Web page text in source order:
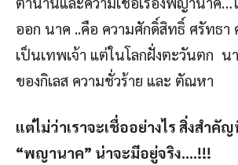
ออก นาค ..คือ ความศักดิ์สิทธิ์ ศรัทธ
เป็นเทพเจ้า แต่ในโลกฝั่งตะวันตก
ของกิเลส ความชั่วร้าย และ ตัณหา
แต่ไม่ว่าเราจะเชื่ออย่างไร สิ่งสำคั
“พญานาค” น่าจะมีอยู่จริง….!!!